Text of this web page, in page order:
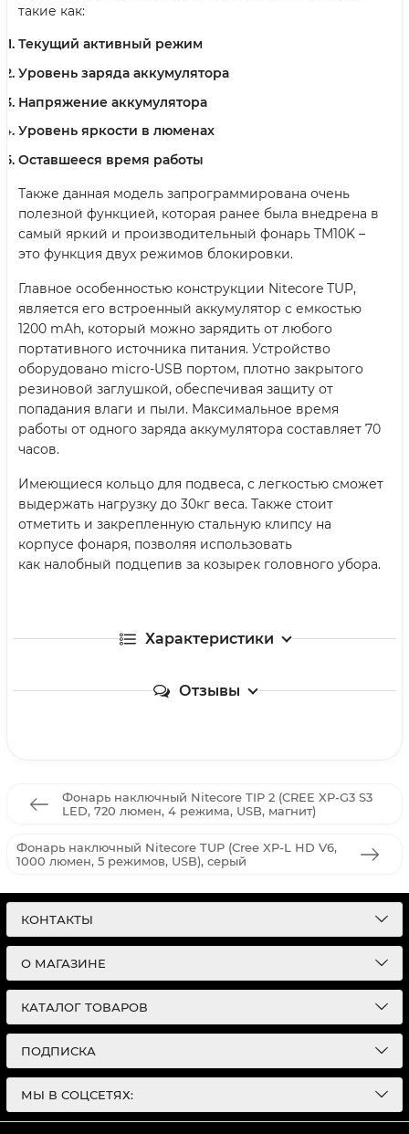
такие как:
Текущий активный режим
Уровень заряда аккумулятора
Напряжение аккумулятора
Уровень яркости в люменах
Оставшееся время работы
Также данная модель запрограммирована очень
полезной функцией, которая ранее была внедрена в
самый яркий и производительный фонарь TM10K –
это функция двух режимов блокировки.
Главное особенностью конструкции Nitecore TUP,
является его встроенный аккумулятор с емкостью
1200 mAh, который можно зарядить от любого
портативного источника питания. Устройство
оборудовано micro-USB портом, плотно закрытого
резиновой заглушкой, обеспечивая защиту от
попадания влаги и пыли. Максимальное время
работы от одного заряда аккумулятора составляет 70
часов.
Имеющиеся кольцо для подвеса, с легкостью сможет
выдержать нагрузку до 30кг веса. Также стоит
отметить и закрепленную стальную клипсу на
корпусе фонаря, позволяя использовать
как налобный подцепив за козырек головного убора.
Характеристики
Отзывы
Фонарь наключный Nitecore TIP 2 (CREE XP-G3 S3
LED, 720 люмен, 4 режима, USB, магнит)
Фонарь наключный Nitecore TUP (Cree XP-L HD V6,
1000 люмен, 5 режимов, USB), серый
КОНТАКТЫ
О МАГАЗИНЕ
КАТАЛОГ ТОВАРОВ
ПОДПИСКА
МЫ В СОЦСЕТЯХ: